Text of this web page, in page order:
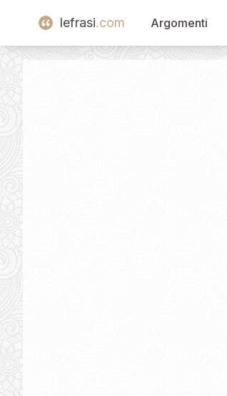
lefrasi.com Argomenti